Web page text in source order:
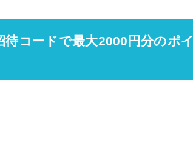
待コードで最大2000円分のポ